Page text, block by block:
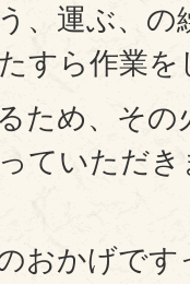
、運ぶ、の
すら作業
ため、その
ていただ
おかげで